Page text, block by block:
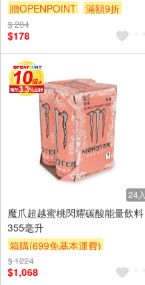
贈OPENPOINT
滿額9折
贈$200
$ 204
$178
24入
魔爪超越蜜桃閃耀碳酸能量飲料
355毫升
箱購(699免基本運費)
贈OPENPOINT
贈$200
$ 1224
$1,068